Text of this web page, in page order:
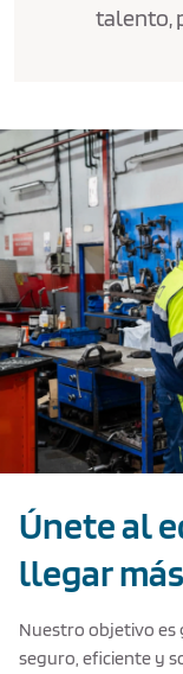
talento,
Texto de ejemplo
Únete al
llegar
Nuestro objetivo es
seguro, eficiente y